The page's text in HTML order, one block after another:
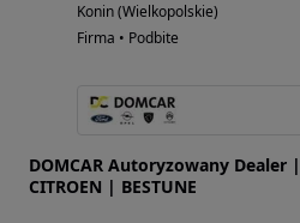
Konin (Wielkopolskie)
Firma • Podbite
DOMCAR Autoryzowany Dealer
CITROEN | BESTUNE